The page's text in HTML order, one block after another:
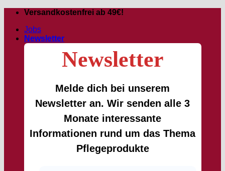
Passer
contenu
Versandkostenfrei ab 49€!
Jobs
Newsletter
Newsletter
Melde dich bei unserem
Newsletter an. Wir senden alle 3
Monate interessante
Informationen rund um das Thema
Pflegeprodukte